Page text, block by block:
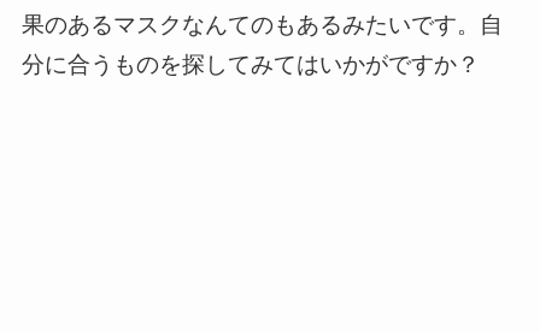
果のあるマスクなんてのもあるみたいです。自
分に合うものを探してみてはいかがですか？